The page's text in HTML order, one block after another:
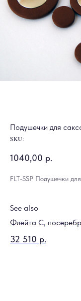
Подушечки для
SKU:
1040,00 р.
FLT-SSP Подушечки
See also
Флейта С,
32 510 р.